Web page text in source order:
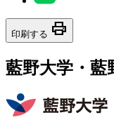
印刷する print
藍野大学・藍